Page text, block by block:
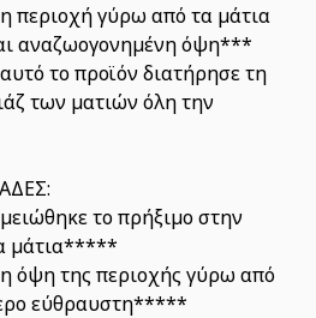
περιοχή γύρω από τα μάτια
αναζωογονημένη όψη***
το προϊόν διατήρησε τη
των ματιών όλη την
το πρήξιμο στην
μάτια*****
όψη της περιοχής γύρω από
εύθραυστη*****